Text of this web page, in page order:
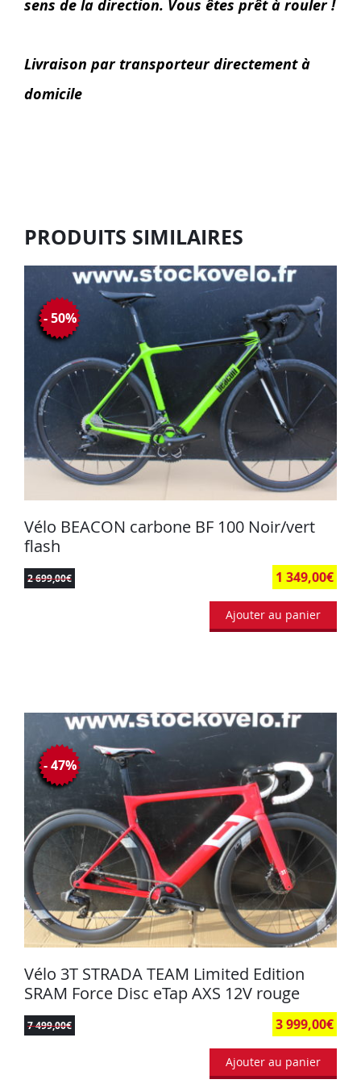
sens de la direction. Vous êtes prêt à rouler !
Livraison par transporteur directement à
domicile
PRODUITS SIMILAIRES
Vélo BEACON carbone BF 100 Noir/vert
flash
2 699,00€ 1 349,00€
- 50%
Ajouter au panier
Vélo 3T STRADA TEAM Limited Edition
SRAM Force Disc eTap AXS 12V rouge
7 499,00€ 3 999,00€
- 47%
Ajouter au panier